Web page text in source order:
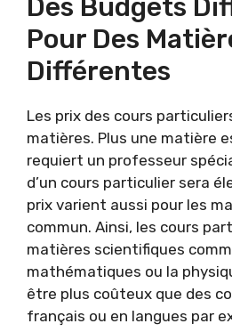
Des Budgets
Pour Des
Différentes
Les prix des cours
matières. Plus une matière
requiert un professeur
d’un cours particulier sera
prix varient aussi pour les
commun. Ainsi, les cours
matières scientifiques
mathématiques ou la
être plus coûteux que des
français ou en langues par